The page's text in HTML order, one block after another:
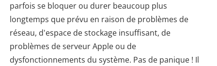
parfois se bloquer ou durer beaucoup plus
longtemps que prévu en raison de problèmes de
réseau, d'espace de stockage insuffisant, de
problèmes de serveur Apple ou de
dysfonctionnements du système. Pas de panique ! Il